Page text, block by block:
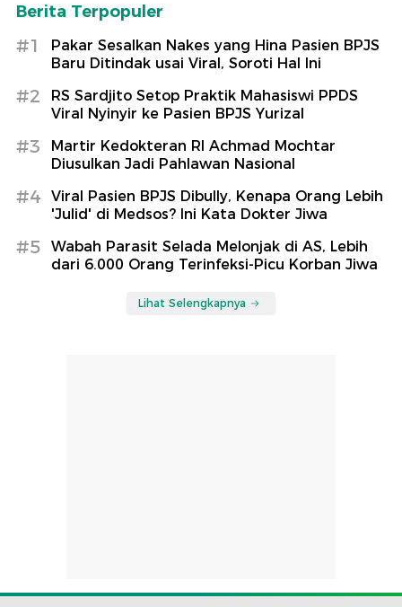
Berita Terpopuler
#1
Pakar Sesalkan Nakes yang Hina Pasien BPJS
Baru Ditindak usai Viral, Soroti Hal Ini
#2
RS Sardjito Setop Praktik Mahasiswi PPDS
Viral Nyinyir ke Pasien BPJS Yurizal
#3
Martir Kedokteran RI Achmad Mochtar
Diusulkan Jadi Pahlawan Nasional
#4
Viral Pasien BPJS Dibully, Kenapa Orang Lebih
'Julid' di Medsos? Ini Kata Dokter Jiwa
#5
Wabah Parasit Selada Melonjak di AS, Lebih
dari 6.000 Orang Terinfeksi-Picu Korban Jiwa
Lihat Selengkapnya